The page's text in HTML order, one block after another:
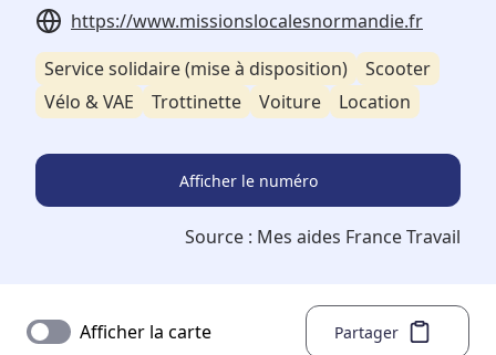
https://www.missionslocalesnormandie.fr
Service solidaire (mise à disposition)
Scooter
Vélo & VAE
Trottinette Voiture Location
Afficher le numéro
Source : Mes aides France Travail
Afficher la carte Partager